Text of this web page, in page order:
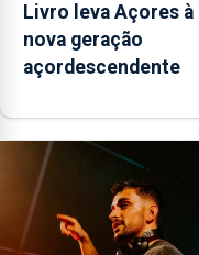
Livro leva Açores à
nova geração
açordescendente